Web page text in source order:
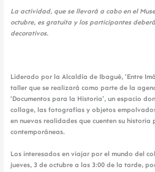
La actividad, que se llevará a cabo en el
octubre, es gratuita y los participantes
decorativos.
Liderado por la Alcaldía de Ibagué, ‘Entre
taller que se realizará como parte de la
‘Documentos para la Historia’, un espacio
collage, las fotografías y objetos
en nuevas realidades que cuenten su
contemporáneas.
Los interesados en viajar por el mundo del
jueves, 3 de octubre a las 3:00 de la tarde,